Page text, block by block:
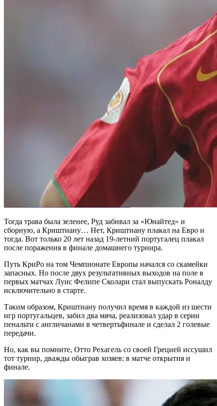
Тогда трава была зеленее, Руд забивал за «Юнайтед» и
сборную, а Криштиану… Нет, Криштиану плакал на Евро и
тогда. Вот только 20 лет назад 19-летний португалец плакал
после поражения в финале домашнего турнира.
Путь КриРо на том Чемпионате Европы начался со скамейки
запасных. Но после двух результативных выходов на поле в
первых матчах Луис Фелипе Сколари стал выпускать Роналду
исключительно в старте.
Таким образом, Криштиану получил время в каждой из шести
игр португальцев, забил два мяча, реализовал удар в серии
пенальти с англичанами в четвертьфинале и сделал 2 голевые
передачи.
Но, как вы помните, Отто Рехагель со своей Грецией иссушил
тот турнир, дважды обыграв хозяев: в матче открытия и
финале.